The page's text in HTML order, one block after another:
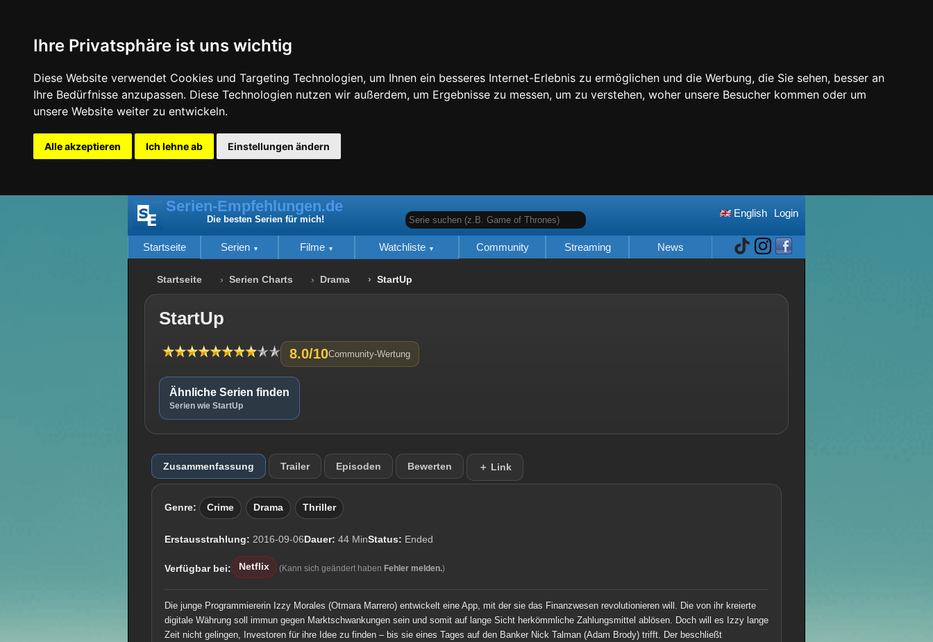
Ihre Privatsphäre ist uns wichtig
Diese Website verwendet Cookies und Targeting Technologien, um Ihnen ein besseres Internet-Erlebnis zu ermöglichen und die Werbung, die Sie sehen, besser an
Ihre Bedürfnisse anzupassen. Diese Technologien nutzen wir außerdem, um Ergebnisse zu messen, um zu verstehen, woher unsere Besucher kommen oder um
unsere Website weiter zu entwickeln.
Alle akzeptieren Ich lehne ab Einstellungen ändern
Login
English
Serie suchen (z.B. Game of Thrones)
Serien-Empfehlungen.de
Die besten Serien für mich!
Startseite Serien Filme Watchliste Community Streaming News
Startseite Serien Charts Drama StartUp
StartUp
8.0/10Community-Wertung
Ähnliche Serien finden
Serien wie StartUp
Zusammenfassung Trailer Episoden Bewerten ＋ Link
Genre: Crime Drama Thriller
Erstausstrahlung: 2016-09-06Dauer: 44 MinStatus: Ended
Verfügbar bei: Netflix (Kann sich geändert haben Fehler melden.)
Die junge Programmiererin Izzy Morales (Otmara Marrero) entwickelt eine App, mit der sie das Finanzwesen revolutionieren will. Die von ihr kreierte
digitale Währung soll immun gegen Marktschwankungen sein und somit auf lange Sicht herkömmliche Zahlungsmittel ablösen. Doch will es Izzy lange
Zeit nicht gelingen, Investoren für ihre Idee zu finden – bis sie eines Tages auf den Banker Nick Talman (Adam Brody) trifft. Der beschließt